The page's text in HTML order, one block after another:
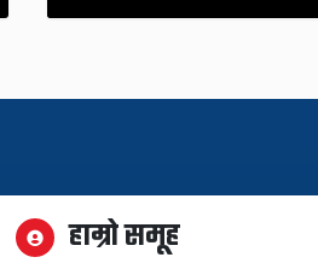
हाम्रो समूह